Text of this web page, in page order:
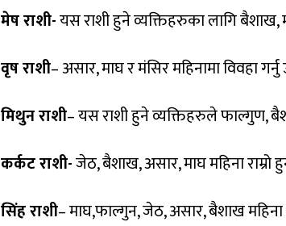
मेष राशी-यस राशी हुने व्यक्तिहरुका लागि बैशाख,
वृष राशी– असार, माघ र मंसिर महिनामा विवहा गर्नु
मिथुन राशी– यस राशी हुने व्यक्तिहरुले फाल्गुण,
कर्कट राशी-जेठ, बैशाख, असार, माघ महिना राम्रो
सिंह राशी– माघ,फाल्गुन, जेठ, असार, बैशाख महिना